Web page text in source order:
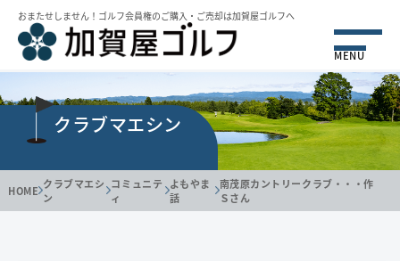
おまたせしません！ゴルフ会員権のご購⼊・ご売却は加賀屋ゴルフへ
MENU
クラブマエシン
HOME クラブマエシ
ン
コミュニテ
ィ
よもやま
話
南茂原カントリークラブ・・・作
Ｓさん